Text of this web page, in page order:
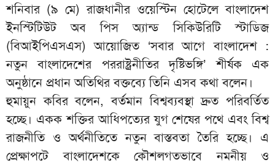
শনিবার (৯ মে) রাজধানীর ওয়েস্টিন হোটেলে বাংলাদেশ
ইনস্টিটিউট অব পিস অ্যান্ড সিকিউরিটি স্টাডিজ
(বিআইপিএসএস) আয়োজিত ‘সবার আগে বাংলাদেশ :
নতুন বাংলাদেশের পররাষ্ট্রনীতির দৃষ্টিভঙ্গি’ শীর্ষক এক
অনুষ্ঠানে প্রধান অতিথির বক্তব্যে তিনি এসব কথা বলেন।
হুমায়ুন কবির বলেন, বর্তমান বিশ্বব্যবস্থা দ্রুত পরিবর্তিত
হচ্ছে। একক শক্তির আধিপত্যের যুগ শেষের পথে এবং বিশ্ব
রাজনীতি ও অর্থনীতিতে নতুন বাস্তবতা তৈরি হচ্ছে। এ
প্রেক্ষাপটে বাংলাদেশকে কৌশলগতভাবে নমনীয় ও